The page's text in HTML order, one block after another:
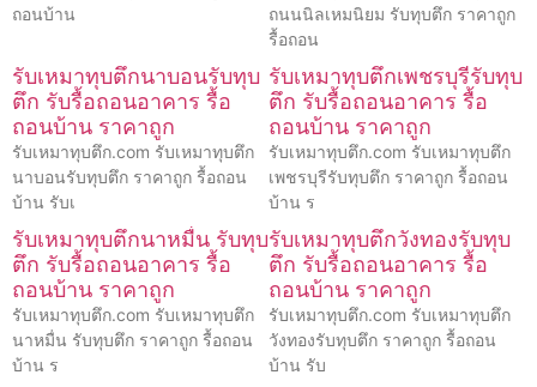
ถอนบ้าน
ถนนนิลเหมนิยม รับทุบตึก ราคาถูก
รื้อถอน
รับเหมาทุบตึกนาบอนรับทุบ
ตึก รับรื้อถอนอาคาร รื้อ
ถอนบ้าน ราคาถูก
รับเหมาทุบตึก.com รับเหมาทุบตึก
นาบอนรับทุบตึก ราคาถูก รื้อถอน
บ้าน รับเ
รับเหมาทุบตึกเพชรบุรีรับทุบ
ตึก รับรื้อถอนอาคาร รื้อ
ถอนบ้าน ราคาถูก
รับเหมาทุบตึก.com รับเหมาทุบตึก
เพชรบุรีรับทุบตึก ราคาถูก รื้อถอน
บ้าน ร
รับเหมาทุบตึกนาหมื่น รับทุบ
ตึก รับรื้อถอนอาคาร รื้อ
ถอนบ้าน ราคาถูก
รับเหมาทุบตึก.com รับเหมาทุบตึก
นาหมื่น รับทุบตึก ราคาถูก รื้อถอน
บ้าน ร
รับเหมาทุบตึกวังทองรับทุบ
ตึก รับรื้อถอนอาคาร รื้อ
ถอนบ้าน ราคาถูก
รับเหมาทุบตึก.com รับเหมาทุบตึก
วังทองรับทุบตึก ราคาถูก รื้อถอน
บ้าน รับ